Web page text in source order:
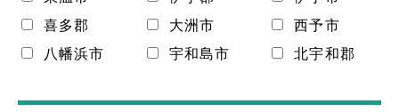
喜多郡
大洲市
西予市
八幡浜市
宇和島市 北宇和郡